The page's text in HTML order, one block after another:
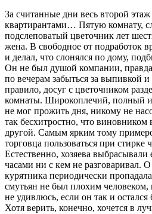
За считанные дни весь второй
квартирантами… Пятую комнату,
подслеповатый цветочник лет
жена. В свободное от подработок
и делал, что слонялся по дому,
Он не был душой компании,
по вечерам забыться за выпивкой
правило, досуг с цветочником
комнаты. Широкоплечий, полный
не мог прожить дня, никому не
так бесхитростно, что виновником
другой. Самым ярким тому
торговца пользоваться при
Естественно, хозяева
часами ни с кем не разговаривал.
курятника периодически
смутьян не был плохим человеком,
не удивлюсь, если он так и остался
Хотя верить, конечно, хочется в